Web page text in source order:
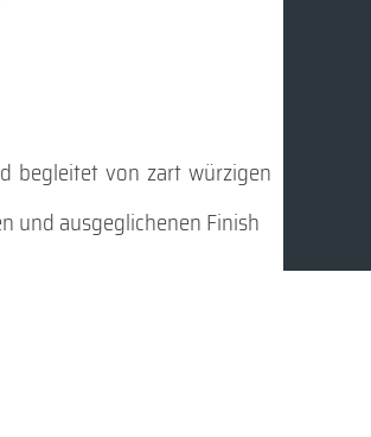
begleitet von zart würzigen
und ausgeglichenen Finish